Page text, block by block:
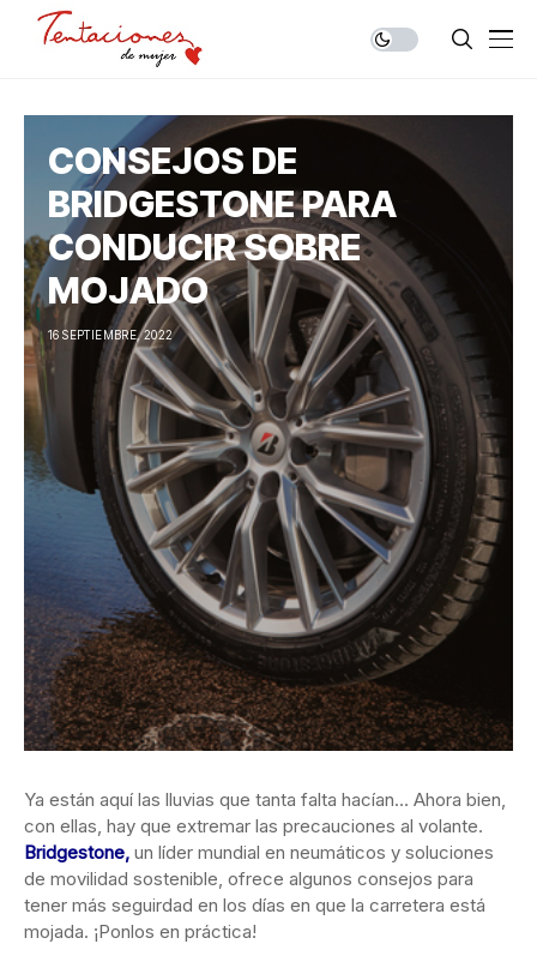
CONSEJOS DE
BRIDGESTONE PARA
CONDUCIR SOBRE
MOJADO
16 SEPTIEMBRE, 2022
Ya están aquí las lluvias que tanta falta hacían… Ahora bien,
con ellas, hay que extremar las precauciones al volante.
Bridgestone, un líder mundial en neumáticos y soluciones
de movilidad sostenible, ofrece algunos consejos para
tener más seguirdad en los días en que la carretera está
mojada. ¡Ponlos en práctica!